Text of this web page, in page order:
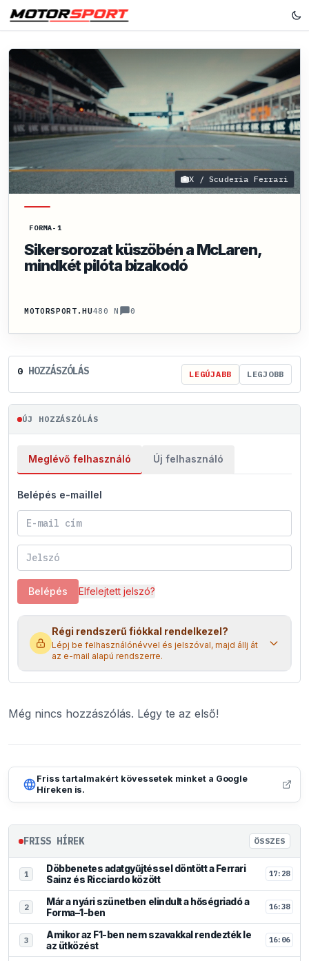
X / Scuderia Ferrari
FORMA-1
Sikersorozat küszöbén a McLaren,
mindkét pilóta bizakodó
MOTORSPORT.HU480 N 0
0 HOZZÁSZÓLÁS LEGÚJABB LEGJOBB
ÚJ HOZZÁSZÓLÁS
Meglévő felhasználó Új felhasználó
Belépés e-maillel
Belépés Elfelejtett jelszó?
Régi rendszerű fiókkal rendelkezel?
Lépj be felhasználónévvel és jelszóval, majd állj át
az e-mail alapú rendszerre.
Még nincs hozzászólás. Légy te az első!
Friss tartalmakért kövessetek minket a Google
Híreken is.
FRISS HÍREK ÖSSZES
1
Döbbenetes adatgyűjtéssel döntött a Ferrari
Sainz és Ricciardo között
17:28
2
Már a nyári szünetben elindult a hőségriadó a
Forma–1-ben
16:38
3
Amikor az F1-ben nem szavakkal rendezték le
az ütközést
16:06